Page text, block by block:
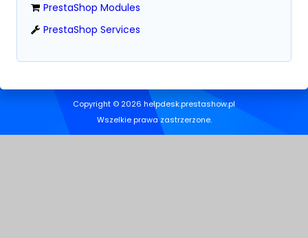
PrestaShop Modules
PrestaShop Services
Copyright © 2026 helpdesk.prestashow.pl
Wszelkie prawa zastrzerzone.